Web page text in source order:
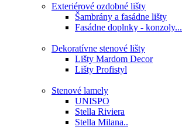
Exteriérové ozdobné lišty
Šambrány a fasádne lišty
Fasádne doplnky - konzoly...
Dekoratívne stenové lišty
Lišty Mardom Decor
Lišty Profistyl
Stenové lamely
UNISPO
Stella Riviera
Stella Milana..